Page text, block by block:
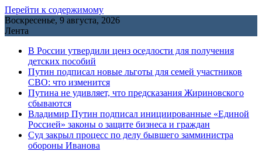
Перейти к содержимому
Воскресенье, 9 августа, 2026
Лента
В России утвердили ценз оседлости для получения
детских пособий
Путин подписал новые льготы для семей участников
СВО: что изменится
Путина не удивляет, что предсказания Жириновского
сбываются
Владимир Путин подписал инициированные «Единой
Россией» законы о защите бизнеса и граждан
Cуд закрыл процесс по делу бывшего замминистра
обороны Иванова